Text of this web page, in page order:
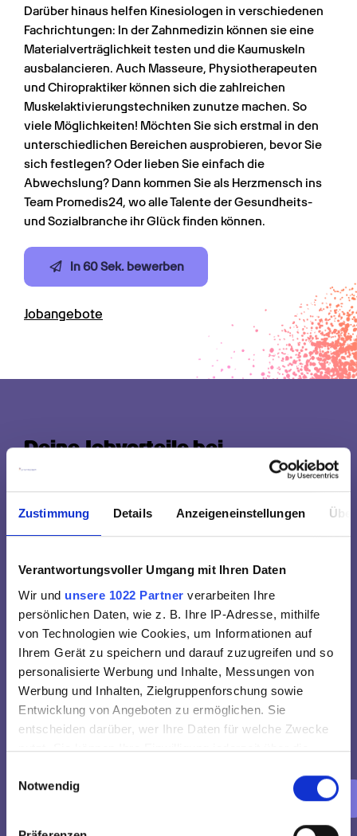
Zustimmung Details Anzeigeneinstellungen
Verantwortungsvoller Umgang mit Ihren Daten
Wir und unsere 1022 Partner verarbeiten Ihre
persönlichen Daten, wie z. B. Ihre IP-Adresse, mithilfe
von Technologien wie Cookies, um Informationen auf
Ihrem Gerät zu speichern und darauf zuzugreifen und so
personalisierte Werbung und Inhalte, Messungen von
Werbung und Inhalten, Zielgruppenforschung sowie
Entwicklung von Angeboten zu ermöglichen. Sie
entscheiden darüber, wer Ihre Daten für welche Zwecke
nutzt. Sie können Ihre Einwilligung jederzeit über die
Trigger Symbol ändern oder widerrufen
Notwendig
Darüber hinaus helfen Kinesiologen in verschiedenen
Fachrichtungen: In der Zahnmedizin können sie eine
Materialverträglichkeit testen und die Kaumuskeln
ausbalancieren. Auch Masseure, Physiotherapeuten
und Chiropraktiker können sich die zahlreichen
Muskelaktivierungstechniken zunutze machen. So
viele Möglichkeiten! Möchten Sie sich erstmal in den
unterschiedlichen Bereichen ausprobieren, bevor Sie
sich festlegen? Oder lieben Sie einfach die
Abwechslung? Dann kommen Sie als Herzmensch ins
Team Promedis24, wo alle Talente der Gesundheits-
und Sozialbranche ihr Glück finden können.
In 60 Sek. bewerben
Jobangebote
Deine Jobvorteile bei
Promedis24
Als Fachkraft | Assistenz im Bereich Pädagogik, Pflege
Persönliche
Wertschätzung
Planbarkeit &
Work-Life-Balance